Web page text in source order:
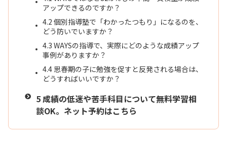
アップできるのですか？
4.2 個別指導塾で「わかったつもり」になるのを、
どう防いでいますか？
4.3 WAYSの指導で、実際にどのような成績アップ
事例がありますか？
4.4思春期の子に勉強を促すと反発される場合は、
どうすればいいですか？
5成績の低迷や苦手科目について無料学習相
談OK。ネット予約はこちら